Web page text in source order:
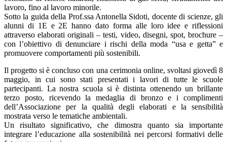
lavoro, fino al lavoro minorile.
Sotto la guida della Prof.ssa Antonella Sidoti, docente di scienze, gli
alunni di 1E e 2E hanno dato forma alle loro idee e riflessioni
attraverso elaborati originali – testi, video, disegni, spot, brochure –
con l’obiettivo di denunciare i rischi della moda “usa e getta” e
promuovere comportamenti più sostenibili.
Il progetto si è concluso con una cerimonia online, svoltasi giovedì 8
maggio, in cui sono stati presentati i lavori di tutte le scuole
partecipanti. La nostra scuola si è distinta ottenendo un brillante
terzo posto, ricevendo la medaglia di bronzo e i complimenti
dell’Associazione per la qualità degli elaborati e la sensibilità
mostrata verso le tematiche ambientali.
Un risultato significativo, che dimostra quanto sia importante
integrare l’educazione alla sostenibilità nei percorsi formativi delle